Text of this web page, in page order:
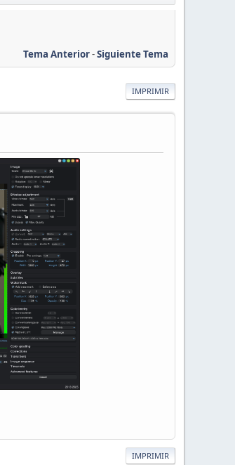
Tema Anterior-Siguiente Tema
IMPRIMIR
IMPRIMIR